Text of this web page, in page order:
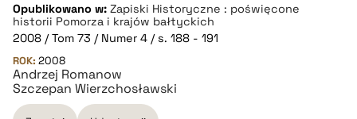
pobierz cytat
BIBTEX
Opublikowano w: Zapiski Historyczne : poświęcone
historii Pomorza i krajów bałtyckich
2008 / Tom 73 / Numer 4 / s. 188 - 191
ROK: 2008
Andrzej Romanow
Szczepan Wierzchosławski